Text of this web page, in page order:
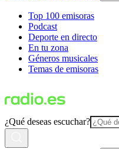
Top 100 emisoras
Podcast
Deporte en directo
En tu zona
Géneros musicales
Temas de emisoras
¿Qué deseas escuchar?